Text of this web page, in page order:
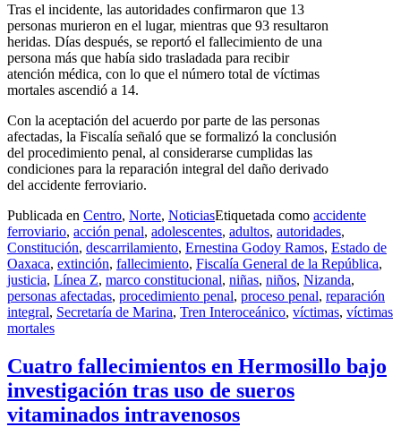
Tras el incidente, las autoridades confirmaron que 13
personas murieron en el lugar, mientras que 93 resultaron
heridas. Días después, se reportó el fallecimiento de una
persona más que había sido trasladada para recibir
atención médica, con lo que el número total de víctimas
mortales ascendió a 14.
Con la aceptación del acuerdo por parte de las personas
afectadas, la Fiscalía señaló que se formalizó la conclusión
del procedimiento penal, al considerarse cumplidas las
condiciones para la reparación integral del daño derivado
del accidente ferroviario.
Publicada en Centro, Norte, NoticiasEtiquetada como accidente
ferroviario, acción penal, adolescentes, adultos, autoridades,
Constitución, descarrilamiento, Ernestina Godoy Ramos, Estado de
Oaxaca, extinción, fallecimiento, Fiscalía General de la República,
justicia, Línea Z, marco constitucional, niñas, niños, Nizanda,
personas afectadas, procedimiento penal, proceso penal, reparación
integral, Secretaría de Marina, Tren Interoceánico, víctimas, víctimas
mortales
Cuatro fallecimientos en Hermosillo bajo
investigación tras uso de sueros
vitaminados intravenosos